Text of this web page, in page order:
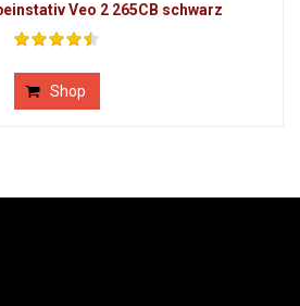
Veo 2 265CB schwarz
Shop